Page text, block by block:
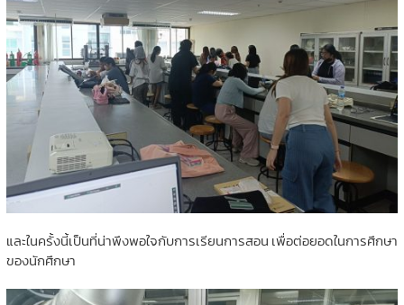
และในครั้งนี้เป็นที่น่าพึงพอใจกับการเรียนการสอน เพื่อต่อยอดในการศึกษา
ของนักศึกษา